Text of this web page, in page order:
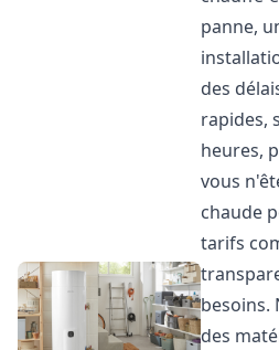
panne,
des
rapides,
heures,
vous
chaude
tarifs
besoins.
des